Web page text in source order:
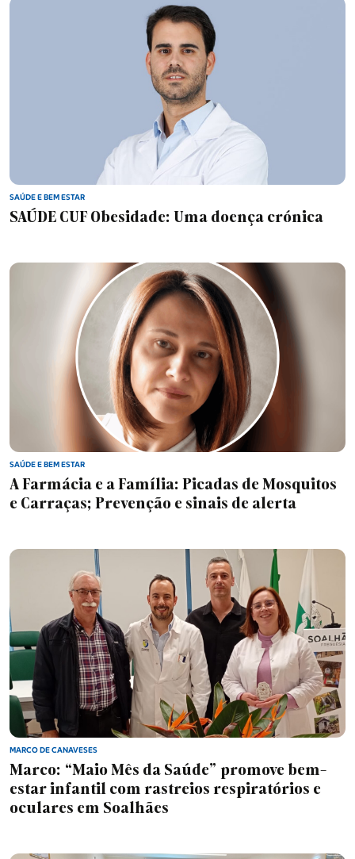
SAÚDE E BEM ESTAR
SAÚDE CUF Obesidade: Uma doença crónica
SAÚDE E BEM ESTAR
A Farmácia e a Família: Picadas de Mosquitos
e Carraças; Prevenção e sinais de alerta
MARCO DE CANAVESES
Marco: “Maio Mês da Saúde” promove bem-
estar infantil com rastreios respiratórios e
oculares em Soalhães